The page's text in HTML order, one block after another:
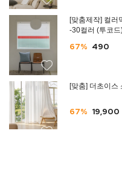
[맞춤제작] 컬러
-30컬러 (투코드
67% 490
[맞춤] 더초이스
67% 19,900